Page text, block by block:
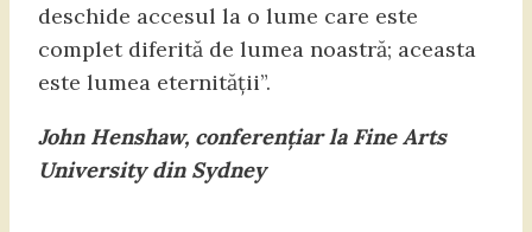
deschide accesul la o lume care este
complet diferită de lumea noastră; aceasta
este lumea eternității”.
John Henshaw, conferențiar la Fine Arts
University din Sydney